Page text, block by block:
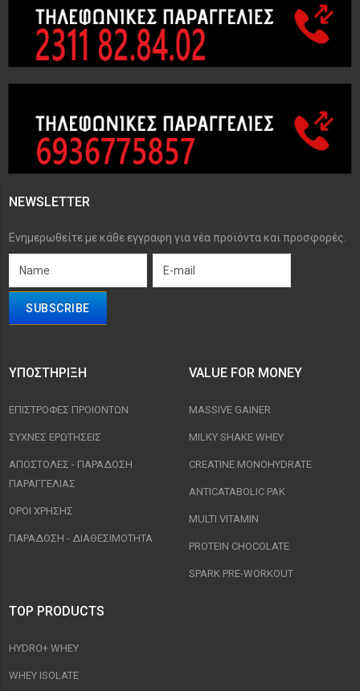
NEWSLETTER
Ενημερωθείτε με κάθε εγγραφη για νέα προϊόντα και προσφορές.
ΥΠΟΣΤΉΡΙΞΗ
ΕΠΙΣΤΡΟΦΈΣ ΠΡΟΙΟΝΤΩΝ
ΣΥΧΝΈΣ ΕΡΩΤΉΣΕΙΣ
ΑΠΟΣΤΟΛΈΣ - ΠΑΡΆΔΟΣΗ
ΠΑΡΑΓΓΕΛΊΑΣ
ΟΡΟΙ ΧΡΉΣΗΣ
ΠΑΡΑΔΟΣΗ - ΔΙΑΘΕΣΙΜΌΤΗΤΑ
VALUE FOR MONEY
MASSIVE GAINER
MILKY SHAKE WHEY
CREATINE MONOHYDRATE
ANTICATABOLIC PAK
MULTI VITAMIN
PROTEIN CHOCOLATE
SPARK PRE-WORKOUT
TOP PRODUCTS
HYDRO+ WHEY
WHEY ISOLATE